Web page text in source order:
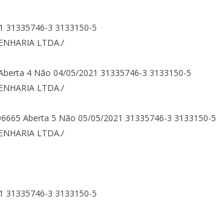
31335746-3 3133150-5
LTDA./
4 Não 04/05/2021 31335746-3 3133150-5
LTDA./
Aberta 5 Não 05/05/2021 31335746-3 3133150-5
LTDA./
31335746-3 3133150-5